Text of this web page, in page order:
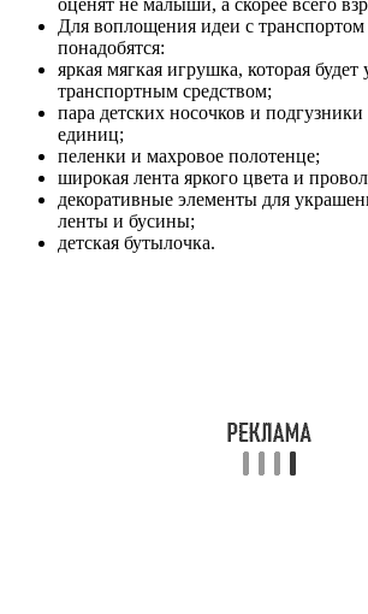
Для воплощения идеи с
понадобятся:
яркая мягкая игрушка, которая будет
транспортным средством;
пара детских носочков и подгузники
единиц;
пеленки и махровое полотенце;
широкая лента яркого цвета и
декоративные элементы для
ленты и бусины;
детская бутылочка.